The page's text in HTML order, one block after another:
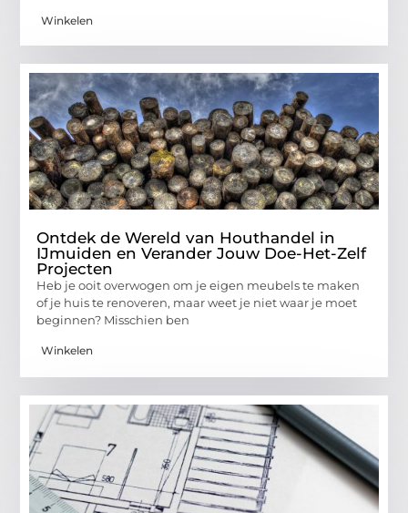
Winkelen
Ontdek de Wereld van Houthandel in
IJmuiden en Verander Jouw Doe-Het-Zelf
Projecten
Heb je ooit overwogen om je eigen meubels te maken
of je huis te renoveren, maar weet je niet waar je moet
beginnen? Misschien ben
Winkelen